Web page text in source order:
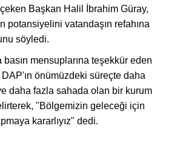
Başkan Halil İbrahim Güray,
potansiyelini vatandaşın refahına
söyledi.
basın mensuplarına teşekkür eden
önümüzdeki süreçte daha
daha fazla sahada olan bir kurum
"Bölgemizin geleceği için
kararlıyız" dedi.